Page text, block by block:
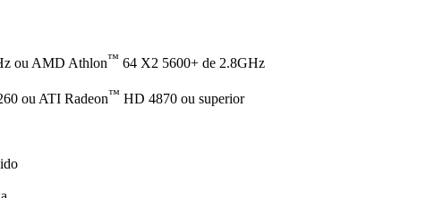
ou AMD Athlon™ 64 X2 5600+ de 2.8GHz
ou ATI Radeon™ HD 4870 ou superior